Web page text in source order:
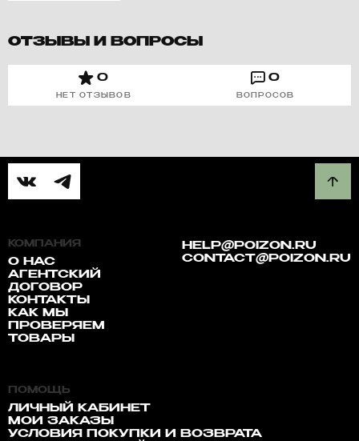
ОТЗЫВЫ И ВОПРОСЫ
0
НЕТ ОТЗЫВОВ
0
ВОПРОСОВ
КОМПАНИЯ
О НАС
АГЕНТСКИЙ
ДОГОВОР
КОНТАКТЫ
КАК МЫ
ПРОВЕРЯЕМ
ТОВАРЫ
HELP@POIZON.RU
CONTACT@POIZON.RU
ПОМОЩЬ
ЛИЧНЫЙ КАБИНЕТ
МОИ ЗАКАЗЫ
УСЛОВИЯ ПОКУПКИ И ВОЗВРАТА